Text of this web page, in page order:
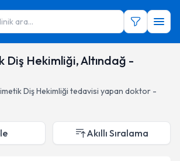
ara...
Diş Hekimliği, Altındağ -
Diş Hekimliği tedavisi yapan doktor -
Akıllı Sıralama